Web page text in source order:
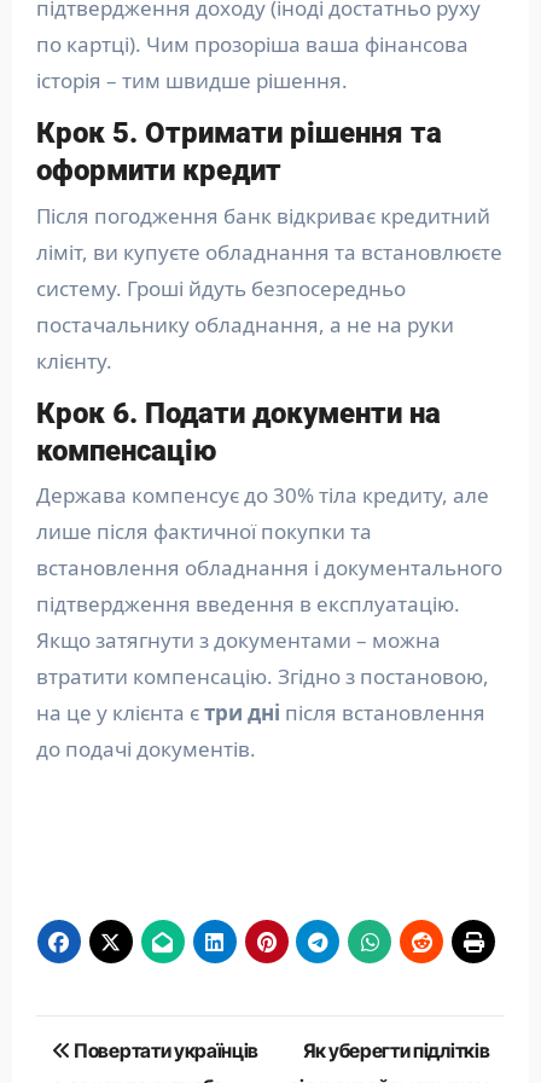
підтвердження доходу (іноді достатньо руху
по картці). Чим прозоріша ваша фінансова
історія – тим швидше рішення.
Крок 5. Отримати рішення та
оформити кредит
Після погодження банк відкриває кредитний
ліміт, ви купуєте обладнання та встановлюєте
систему. Гроші йдуть безпосередньо
постачальнику обладнання, а не на руки
клієнту.
Крок 6. Подати документи на
компенсацію
Держава компенсує до 30% тіла кредиту, але
лише після фактичної покупки та
встановлення обладнання і документального
підтвердження введення в експлуатацію.
Якщо затягнути з документами – можна
втратити компенсацію. Згідно з постановою,
на це у клієнта єтри дні після встановлення
до подачі документів.
Навігація
Повертати українців
Як уберегти підлітків